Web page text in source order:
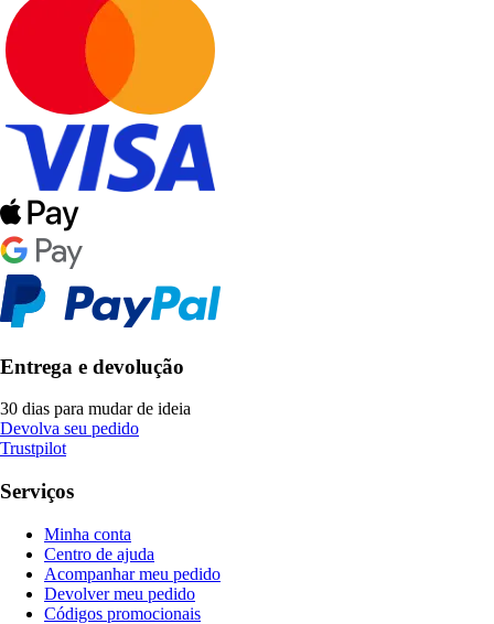
Entrega e devolução
30 dias para mudar de ideia
Devolva seu pedido
Trustpilot
Serviços
Minha conta
Centro de ajuda
Acompanhar meu pedido
Devolver meu pedido
Códigos promocionais